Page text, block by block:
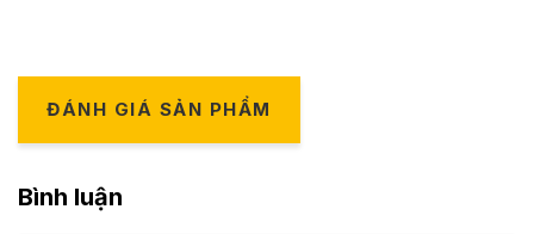
ĐÁNH GIÁ SẢN PHẨM
Bình luận